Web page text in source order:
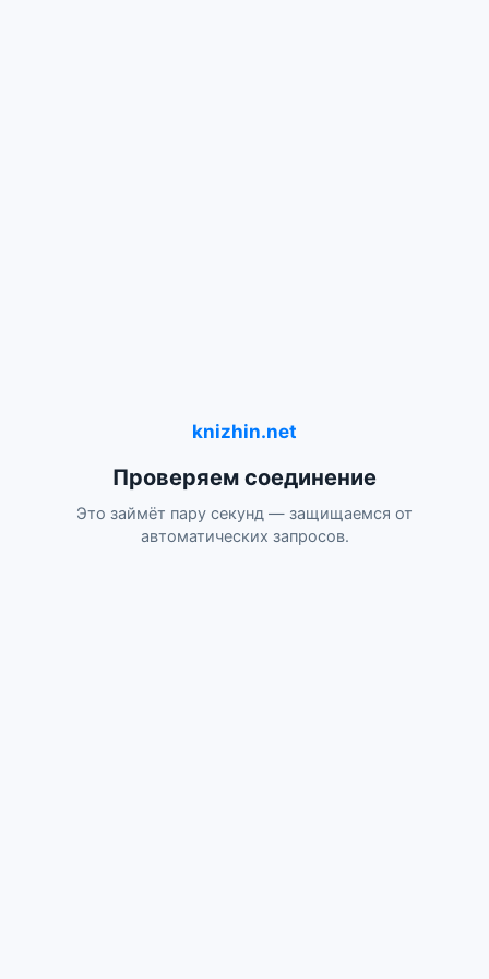
knizhin.net
Проверяем соединение
Это займёт пару секунд — защищаемся от
автоматических запросов.